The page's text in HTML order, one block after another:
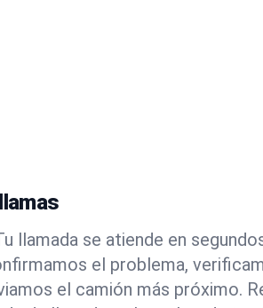
llamada se atiende en
el problema,
el camión más próximo.